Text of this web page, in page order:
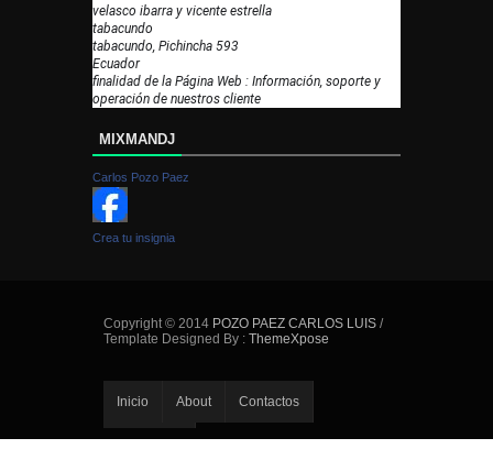
velasco ibarra y vicente estrella
tabacundo
tabacundo, Pichincha 593
Ecuador
finalidad de la Página Web : Información, soporte y
operación de nuestros cliente
MIXMANDJ
Carlos Pozo Paez
Crea tu insignia
Copyright © 2014 POZO PAEZ CARLOS LUIS /
Template Designed By : ThemeXpose
Inicio About Contactos
Error Page